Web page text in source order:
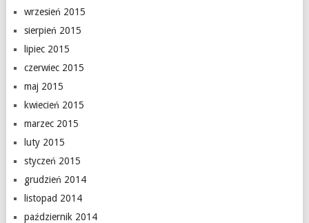
wrzesień 2015
sierpień 2015
lipiec 2015
czerwiec 2015
maj 2015
kwiecień 2015
marzec 2015
luty 2015
styczeń 2015
grudzień 2014
listopad 2014
październik 2014